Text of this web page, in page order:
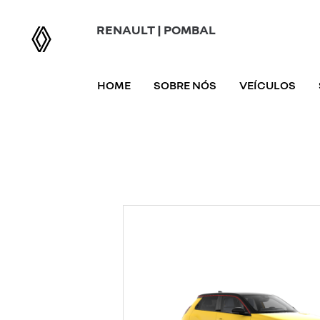
RENAULT | POMBAL
HOME SOBRE NÓS VEÍCULOS